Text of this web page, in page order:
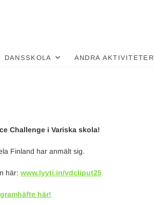
DANSSKOLA ANDRA AKTIVITETER
Challenge i Variska skola!
Finland har anmält sig.
här: www.lyyti.in/vdcliput25
här!